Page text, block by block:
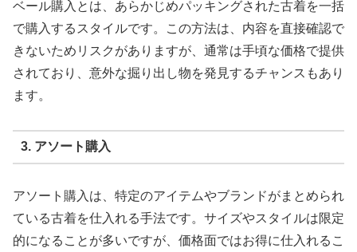
ベール購入とは、あらかじめパッキングされた古着を一括
で購入するスタイルです。この方法は、内容を直接確認で
きないためリスクがありますが、通常は手頃な価格で提供
されており、意外な掘り出し物を発見するチャンスもあり
ます。
3. アソート購入
アソート購入は、特定のアイテムやブランドがまとめられ
ている古着を仕入れる手法です。サイズやスタイルは限定
的になることが多いですが、価格面ではお得に仕入れるこ